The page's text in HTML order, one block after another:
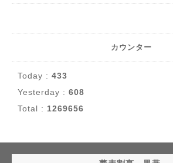
カウンター
Today : 433
Yesterday : 608
Total : 1269656